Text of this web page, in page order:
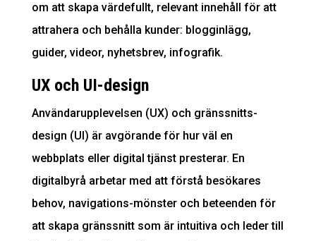
om att skapa värdefullt, relevant innehåll för att
attrahera och behålla kunder: blogginlägg,
guider, videor, nyhetsbrev, infografik.
UX och UI-design
Användar­upplevelsen (UX) och gräns­snitts­
design (UI) är avgörande för hur väl en
webbplats eller digital tjänst presterar. En
digitalbyrå arbetar med att förstå besökares
behov, navigations-mönster och beteenden för
att skapa gränssnitt som är intuitiva och leder till